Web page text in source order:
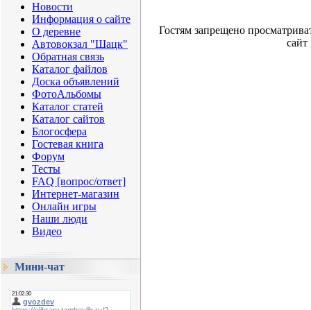
Новости
Информация о сайте
О деревне
Автовокзал "Шацк"
Обратная связь
Каталог файлов
Доска объявлений
ФотоАльбомы
Каталог статей
Каталог сайтов
Блогосфера
Гостевая книга
Форум
Тесты
FAQ [вопрос/ответ]
Интернет-магазин
Онлайн игры
Наши люди
Видео
Мини-чат
Гостям запрещено
сайт